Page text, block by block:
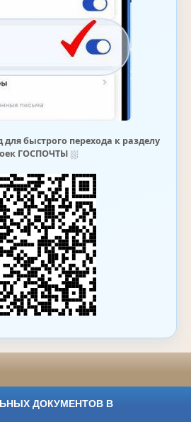
для быстрого перехода к разделу
ГОСПОЧТЫ⛆
ДОКУМЕНТОВ В